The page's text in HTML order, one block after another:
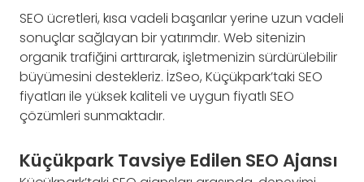
SEO ücretleri, kısa vadeli başarılar yerine uzun vadeli
sonuçlar sağlayan bir yatırımdır. Web sitenizin
organik trafiğini arttırarak, işletmenizin sürdürülebilir
büyümesini destekleriz. İzSeo, Küçükpark’taki SEO
fiyatları ile yüksek kaliteli ve uygun fiyatlı SEO
çözümleri sunmaktadır.
Küçükpark Tavsiye Edilen SEO Ajansı